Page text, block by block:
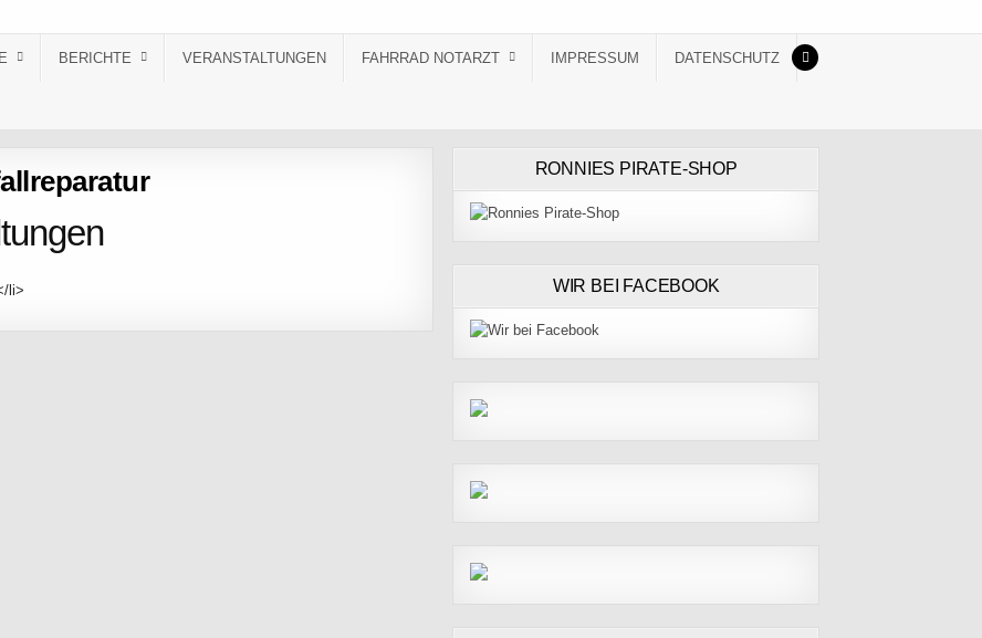
BERICHTE VERANSTALTUNGEN FAHRRAD NOTARZT IMPRESSUM DATENSCHUTZ
li>
RONNIES PIRATE-SHOP
WIR BEI FACEBOOK